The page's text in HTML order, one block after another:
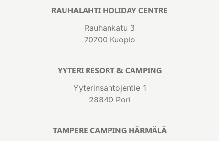
RAUHALAHTI HOLIDAY CENTRE
Rauhankatu 3
70700 Kuopio
YYTERI RESORT & CAMPING
Yyterinsantojentie 1
28840 Pori
TAMPERE CAMPING HÄRMÄLÄ